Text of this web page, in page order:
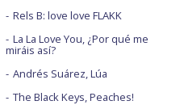
Rels B: love love FLAKK
La La Love You, ¿Por qué me
miráis así?
Andrés Suárez, Lúa
The Black Keys, Peaches!